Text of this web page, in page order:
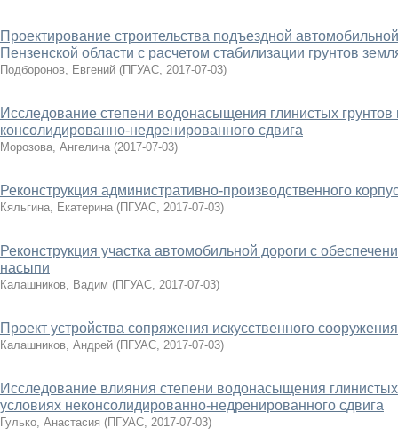
Проектирование строительства подъездной
Пензенской области с расчетом стабилизации грунтов
Подборонов, Евгений (ПГУАС, 2017-07-03)
Исследование степени водонасыщения глинистых грунтов
консолидированно-недренированного сдвига
Морозова, Ангелина (2017-07-03)
Реконструкция административно-производственного
Кяльгина, Екатерина (ПГУАС, 2017-07-03)
Реконструкция участка автомобильной дороги с
насыпи
Калашников, Вадим (ПГУАС, 2017-07-03)
Проект устройства сопряжения искусственного сооружения
Калашников, Андрей (ПГУАС, 2017-07-03)
Исследование влияния степени водонасыщения глинистых
условиях неконсолидированно-недренированного сдвига
Гулько, Анастасия (ПГУАС, 2017-07-03)